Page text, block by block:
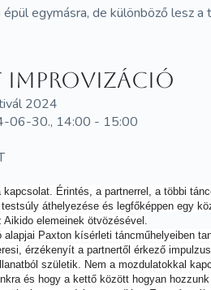
egymásra, de különböző lesz
2024
06-30., 14:00 - 15:00
Érintés, a partnerrel, a többi
áthelyezése és legfőképpen egy
elemeinek ötvözésével.
alapjai Paxton kísérleti táncműhelyeiben
érzékenyít a partnertől érkező
születik. Nem a mozdulatokkal
és hogy a kettő között hogyan